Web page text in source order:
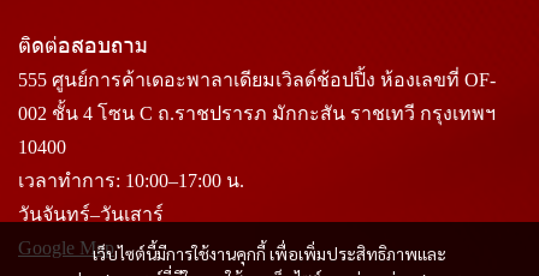
เว็บไซต์นี้มีการใช้งานคุกกี้ เพื่อเพิ่มประสิทธิภาพและ
ติดต่อสอบถาม
555 ศูนย์การค้าเดอะพาลาเดียมเวิลด์ช้อปปิ้ง ห้องเลขที่ OF-
002 ชั้น 4 โซน C ถ.ราชปรารภ มักกะสัน ราชเทวี กรุงเทพฯ
10400
เวลาทำการ: 10:00–17:00 น.
วันจันทร์–วันเสาร์
Google Map